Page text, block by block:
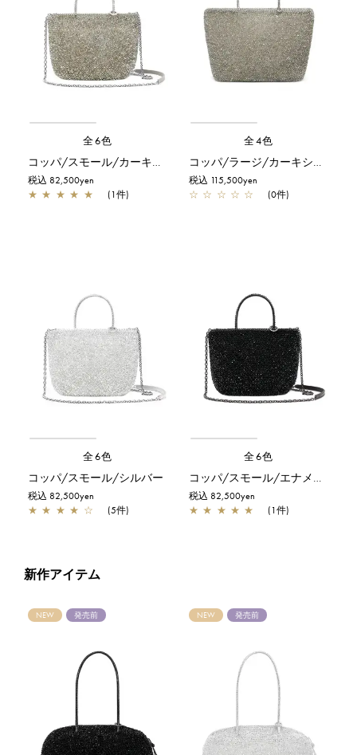
全6色
コッパ/スモール/カーキシルバー
税込 82,500yen
★ ★ ★ ★ ★ (1件)
全4色
コッパ/ラージ/カーキシルバー
税込 115,500yen
☆ ☆ ☆ ☆ ☆ (0件)
全6色
コッパ/スモール/シルバー
税込 82,500yen
★ ★ ★ ★ ☆ (5件)
全6色
コッパ/スモール/エナメルブラック
税込 82,500yen
★ ★ ★ ★ ★ (1件)
新作アイテム
NEW 発売前 NEW 発売前